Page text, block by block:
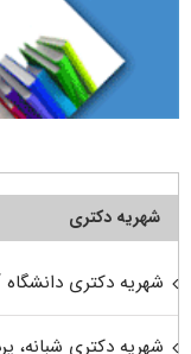
شهریه دکتری
شهریه دکتری دانشگاه
شهریه دکتری شبانه،